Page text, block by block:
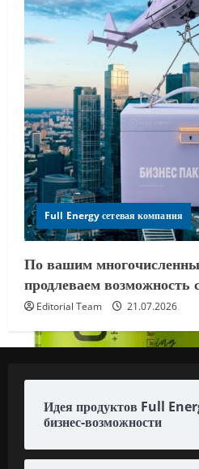
Full Energy сетевая компания
По вашим
продлеваем возможность
Editorial Team 21.07.2026
Идея продуктов Full
бизнес-возможности